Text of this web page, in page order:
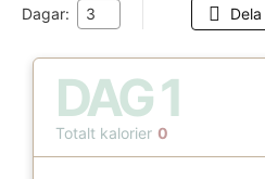
Dagar: Dela
DAG1
Totalt kalorier 0